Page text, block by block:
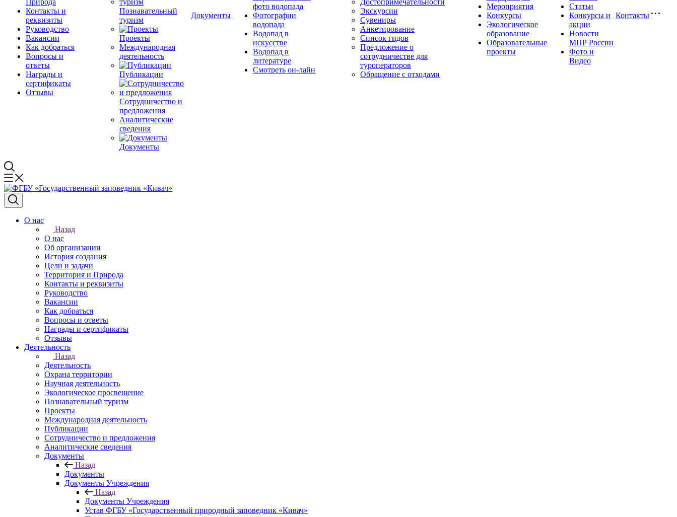
Природа
Контакты и
реквизиты
Руководство
Вакансии
Как добраться
Вопросы и
ответы
Награды и
сертификаты
Отзывы
Познавательный
туризм
Проекты
Международная
деятельность
Публикации
Сотрудничество и
предложения
Аналитические
сведения
Документы
Документы
фото водопада
Фотографии
водопада
Водопад в
искусстве
Водопад в
литературе
Смотреть он-лайн
Достопримечательности
Экскурсии
Сувениры
Анкетирование
Список гидов
Предложение о
сотрудничестве для
туроператоров
Обращение с отходами
Мероприятия
Конкурсы
Экологическое
образование
Образовательные
проекты
Статьи
Конкурсы и
акции
Новости
МПР России
Фото и
Видео
Контакты
О нас
Назад
О нас
Об организации
История создания
Цели и задачи
Территория и Природа
Контакты и реквизиты
Руководство
Вакансии
Как добраться
Вопросы и ответы
Награды и сертификаты
Отзывы
Деятельность
Назад
Деятельность
Охрана территории
Научная деятельность
Экологическое просвещение
Познавательный туризм
Проекты
Международная деятельность
Публикации
Сотрудничество и предложения
Аналитические сведения
Документы
Назад
Документы
Документы Учреждения
Назад
Документы Учреждения
Устав ФГБУ «Государственный природный заповедник «Кивач»